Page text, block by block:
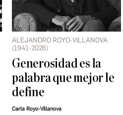
ALEJANDRO ROYO-VILLANOVA
(1941-2026)
Generosidad es la
palabra que mejor le
define
Carla Royo-Villanova